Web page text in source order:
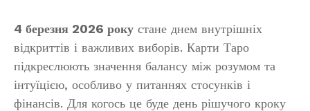
4 березня 2026 року стане днем внутрішніх
відкриттів і важливих виборів. Карти Таро
підкреслюють значення балансу між розумом та
інтуїцією, особливо у питаннях стосунків і
фінансів. Для когось це буде день рішучого кроку